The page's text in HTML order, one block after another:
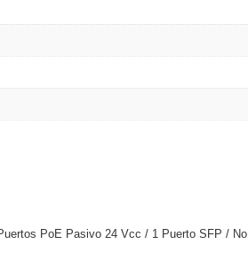
PoE Pasivo 24 Vcc / 1 Puerto SFP / No